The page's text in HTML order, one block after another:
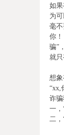
如
为
毫不
你！
骗”
就只
想象
“xx,
诈
一
二